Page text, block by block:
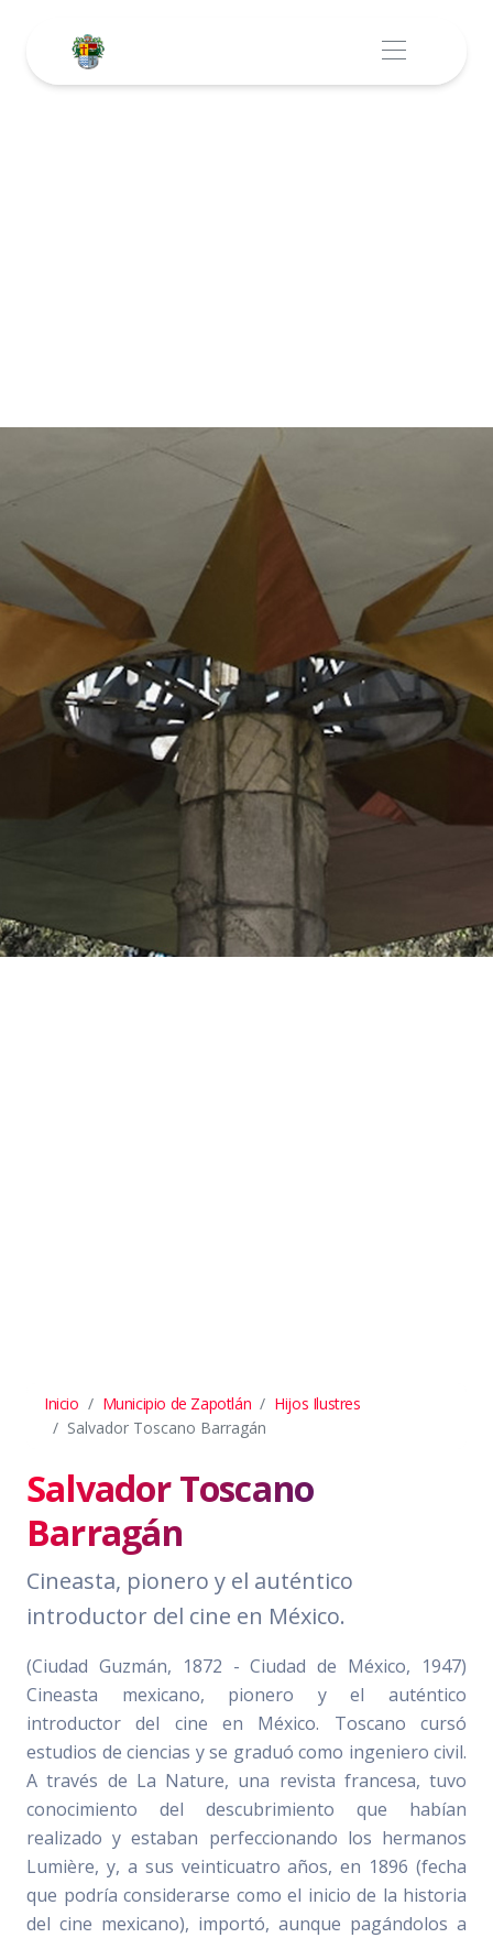
Inicio Municipio de Zapotlán
Hijos Ilustres
Salvador Toscano Barragán
Salvador Toscano
Barragán
Cineasta, pionero y el auténtico
introductor del cine en México.
(Ciudad Guzmán, 1872 - Ciudad de México, 1947)
Cineasta mexicano, pionero y el auténtico
introductor del cine en México. Toscano cursó
estudios de ciencias y se graduó como ingeniero civil.
A través de La Nature, una revista francesa, tuvo
conocimiento del descubrimiento que habían
realizado y estaban perfeccionando los hermanos
Lumière, y, a sus veinticuatro años, en 1896 (fecha
que podría considerarse como el inicio de la historia
del cine mexicano), importó, aunque pagándolos a